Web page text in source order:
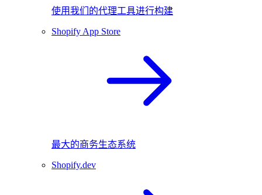
使用我们的代理工具进行构建
Shopify App Store
最大的商务生态系统
Shopify.dev